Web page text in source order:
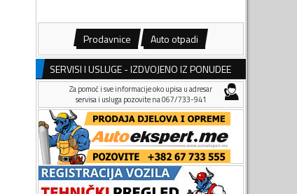
Prodavnice Auto otpadi
SERVISI I USLUGE - IZDVOJENO IZ PONUDEE
Za pomoć i sve informacije oko upisa u adresar
servisa i usluga pozovite na 067/733-941